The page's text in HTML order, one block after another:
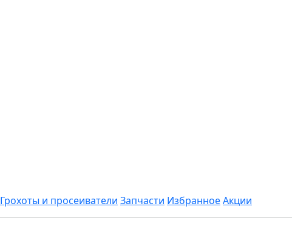
Грохоты и просеиватели Запчасти ИзбранноеАкции